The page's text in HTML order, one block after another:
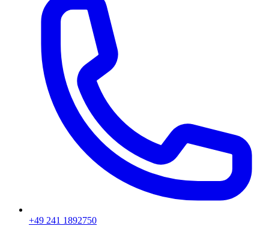
+49 241 1892750